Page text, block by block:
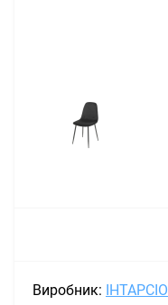
Виробник: ІНТАРСІО